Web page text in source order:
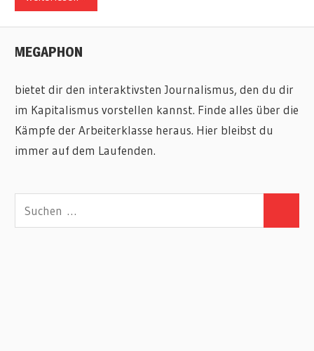
MEGAPHON
bietet dir den interaktivsten Journalismus, den du dir
im Kapitalismus vorstellen kannst. Finde alles über die
Kämpfe der Arbeiterklasse heraus. Hier bleibst du
immer auf dem Laufenden.